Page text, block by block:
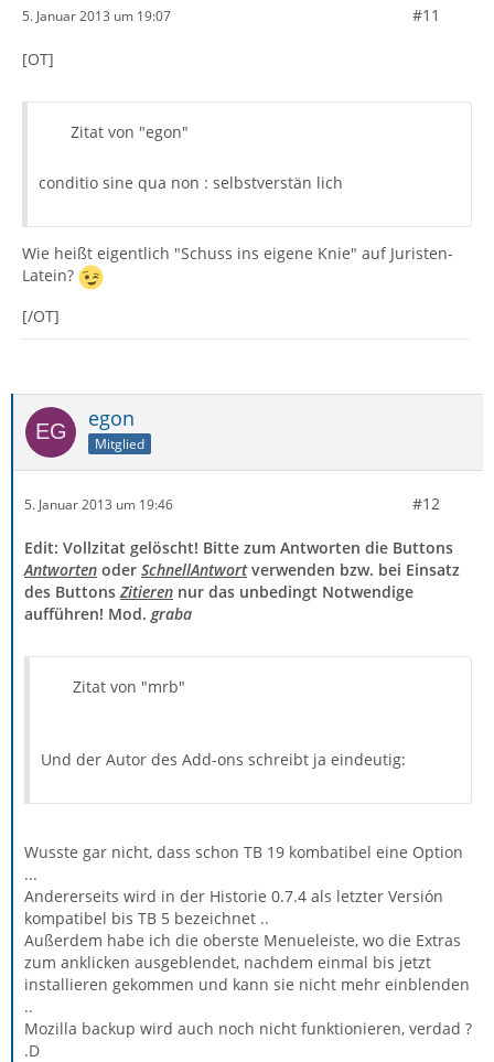
5. Januar 2013 um 19:07 #11
[OT]
Zitat von "egon"
conditio sine qua non : selbstverstän lich
Wie heißt eigentlich "Schuss ins eigene Knie" auf Juristen-
Latein?
[/OT]
egon
Mitglied
5. Januar 2013 um 19:46 #12
Edit: Vollzitat gelöscht! Bitte zum Antworten die Buttons
Antworten oder SchnellAntwortverwenden bzw. bei Einsatz
des ButtonsZitieren nur das unbedingt Notwendige
aufführen! Mod. graba
Zitat von "mrb"
Und der Autor des Add-ons schreibt ja eindeutig:
Wusste gar nicht, dass schon TB 19 kombatibel eine Option
...
Andererseits wird in der Historie 0.7.4 als letzter Versión
kompatibel bis TB 5 bezeichnet ..
Außerdem habe ich die oberste Menueleiste, wo die Extras
zum anklicken ausgeblendet, nachdem einmal bis jetzt
installieren gekommen und kann sie nicht mehr einblenden
..
Mozilla backup wird auch noch nicht funktionieren, verdad ?
.D